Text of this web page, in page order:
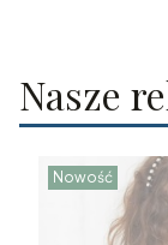
Nasze
Nowość